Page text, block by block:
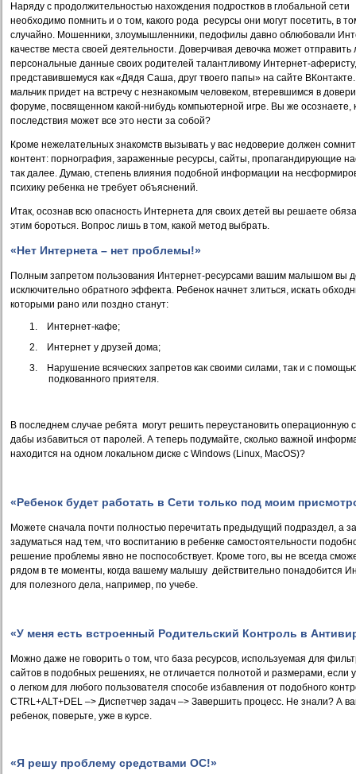
Наряду с продолжительностью нахождения подростков в глобальной сети
необходимо помнить и о том, какого рода ресурсы они могут посетить, в
случайно. Мошенники, злоумышленники, педофилы давно облюбовали
качестве места своей деятельности. Доверчивая девочка может
персональные данные своих родителей талантливому Интернет-аферисту,
представившемуся как «Дядя Саша, друг твоего папы» на сайте
мальчик придет на встречу с незнакомым человеком, втеревшимся в
форуме, посвященном какой-нибудь компьютерной игре. Вы же осознаете,
последствия может все это нести за собой?
Кроме нежелательных знакомств вызывать у вас недоверие должен
контент: порнография, зараженные ресурсы, сайты, пропагандирующие
так далее. Думаю, степень влияния подобной информации на
психику ребенка не требует объяснений.
Итак, осознав всю опасность Интернета для своих детей вы решаете
этим бороться. Вопрос лишь в том, какой метод выбрать.
«Нет Интернета – нет проблемы!»
Полным запретом пользования Интернет-ресурсами вашим малышом вы
исключительно обратного эффекта. Ребенок начнет злиться, искать
которыми рано или поздно станут:
1.
Интернет-кафе;
2.
Интернет у друзей дома;
3.
Нарушение всяческих запретов как своими силами, так и с
подкованного приятеля.
В последнем случае ребята могут решить переустановить операционную
дабы избавиться от паролей. А теперь подумайте, сколько важной
находится на одном локальном диске с Windows (Linux, MacOS)?
«Ребенок будет работать в Сети только под моим
Можете сначала почти полностью перечитать предыдущий подраздел, а
задуматься над тем, что воспитанию в ребенке самостоятельности
решение проблемы явно не поспособствует. Кроме того, вы не всегда
рядом в те моменты, когда вашему малышу действительно понадобится
для полезного дела, например, по учебе.
«У меня есть встроенный Родительский Контроль в
Можно даже не говорить о том, что база ресурсов, используемая для
сайтов в подобных решениях, не отличается полнотой и размерами, если
о легком для любого пользователя способе избавления от подобного
CTRL+ALT+DEL –> Диспетчер задач –> Завершить процесс. Не знали? А
ребенок, поверьте, уже в курсе.
«Я решу проблему средствами OC!»